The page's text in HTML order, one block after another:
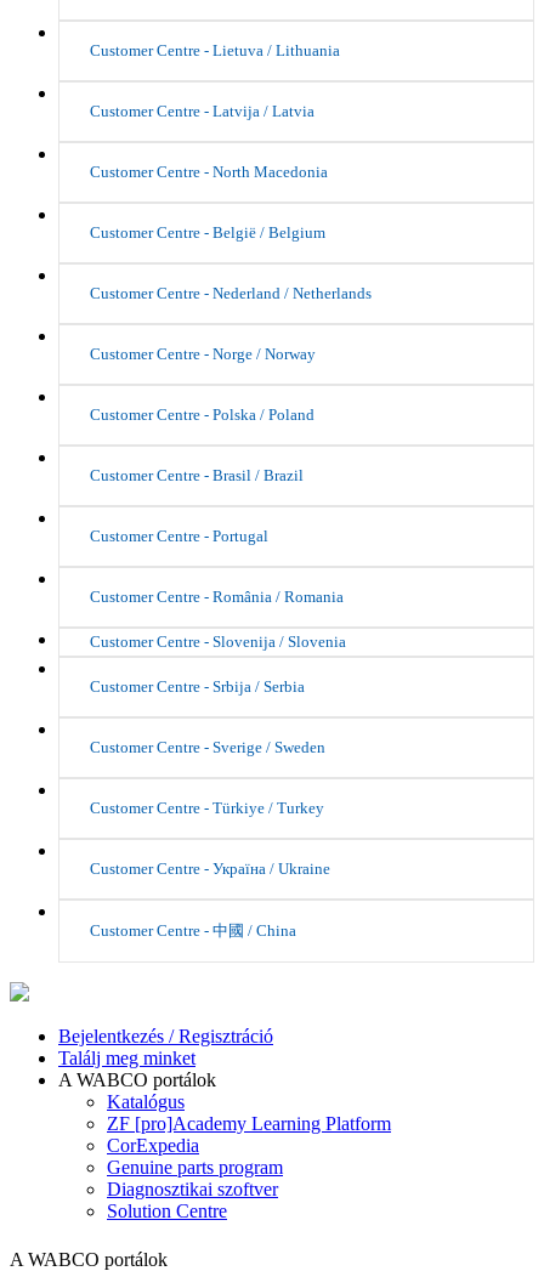
Customer Centre - Lietuva / Lithuania
Customer Centre - Latvija / Latvia
Customer Centre - North Macedonia
Customer Centre - België / Belgium
Customer Centre - Nederland / Netherlands
Customer Centre - Norge / Norway
Customer Centre - Polska / Poland
Customer Centre - Brasil / Brazil
Customer Centre - Portugal
Customer Centre - România / Romania
Customer Centre - Slovenija / Slovenia
Customer Centre - Srbija / Serbia
Customer Centre - Sverige / Sweden
Customer Centre - Türkiye / Turkey
Customer Centre - Україна / Ukraine
Customer Centre - 中國 / China
Bejelentkezés / Regisztráció
Találj meg minket
A WABCO portálok
Katalógus
ZF [pro]Academy Learning Platform
CorExpedia
Genuine parts program
Diagnosztikai szoftver
Solution Centre
A WABCO portálok